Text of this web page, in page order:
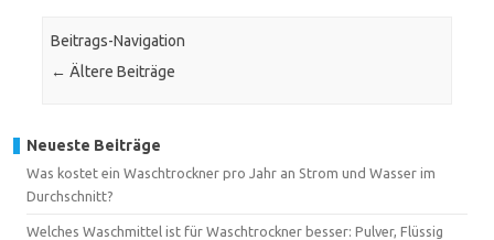
Beitrags-Navigation
← Ältere Beiträge
Neueste Beiträge
Was kostet ein Waschtrockner pro Jahr an Strom und Wasser im
Durchschnitt?
Welches Waschmittel ist für Waschtrockner besser: Pulver, Flüssig